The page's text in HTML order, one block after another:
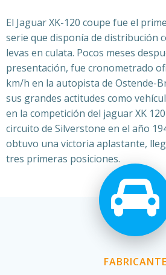
El Jaguar XK-120 coupe fue el
serie que disponía de distribución
levas en culata. Pocos meses
presentación, fue cronometrado
km/h en la autopista de Ostende-
sus grandes actitudes como
en la competición del jaguar XK
circuito de Silverstone en el año
obtuvo una victoria aplastante,
tres primeras posiciones.
FABRICANTE